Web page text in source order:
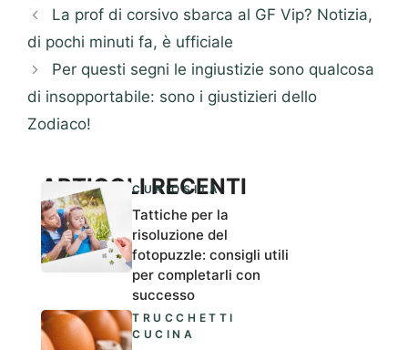
La prof di corsivo sbarca al GF Vip? Notizia,
di pochi minuti fa, è ufficiale
Per questi segni le ingiustizie sono qualcosa
di insopportabile: sono i giustizieri dello
Zodiaco!
ARTICOLI RECENTI
CURIOSITÀ
Tattiche per la
risoluzione del
fotopuzzle: consigli utili
per completarli con
successo
TRUCCHETTI
CUCINA